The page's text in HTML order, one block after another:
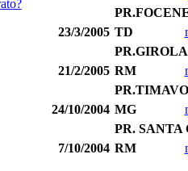
23/3/2005 TD
21/2/2005 RM
PR.TIMAVO
24/10/2004 MG
PR. SANTA
7/10/2004 RM